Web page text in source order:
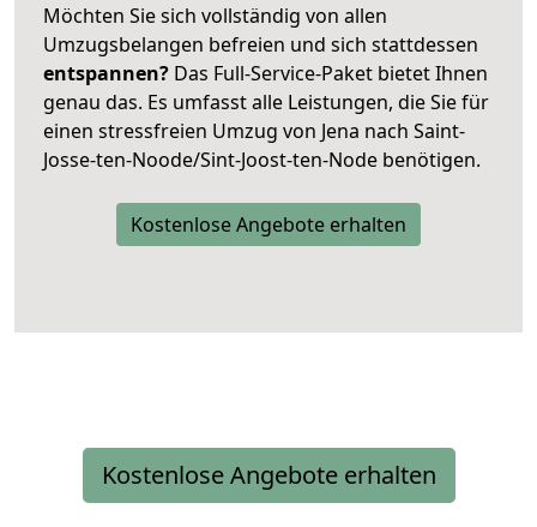
Möchten Sie sich vollständig von allen
Umzugsbelangen befreien und sich stattdessen
entspannen? Das Full-Service-Paket bietet Ihnen
genau das. Es umfasst alle Leistungen, die Sie für
einen stressfreien Umzug von Jena nach Saint-
Josse-ten-Noode/Sint-Joost-ten-Node benötigen.
Kostenlose Angebote erhalten
Kostenlose Angebote erhalten